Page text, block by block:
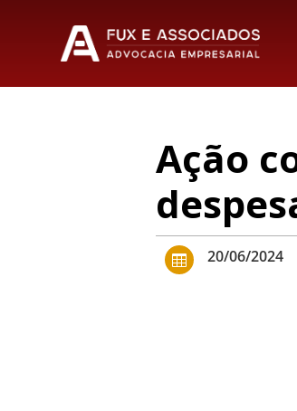
Ação
 20/06/2024